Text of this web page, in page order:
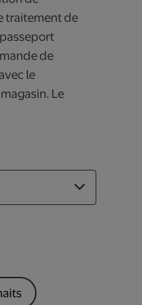
traitement de
de
le
Le